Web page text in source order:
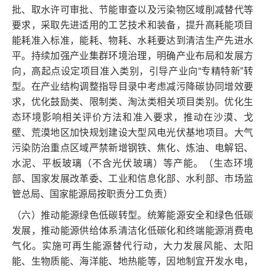
批、取水许可审批、节能审查以及污染物区域削减替代等
要求，采取先进适用的工艺技术和装备，提升高耗能项目
能耗准入标准，能耗、物耗、水耗要达到清洁生产先进水
平。持续加强产业集群环境治理，明确产业布局和发展方
向，高起点设定项目准入类别，引导产业向“专精特新”转
型。在产业结构调整指导目录中考虑减污降碳协同增效要
求，优化鼓励类、限制类、淘汰类相关项目类别。优化生
态环境影响相关评价方法和准入要求，推动在沙漠、戈
壁、荒漠地区加快规划建设大型风电光伏基地项目。大气
污染防治重点区域严禁新增钢铁、焦化、炼油、电解铝、
水泥、平板玻璃（不含光伏玻璃）等产能。（生态环境
部、国家发展改革委、工业和信息化部、水利部、市场监
管总局、国家能源局按职责分工负责）
（六）推动能源绿色低碳转型。统筹能源安全和绿色低碳
发展，推动能源供给体系清洁化低碳化和终端能源消费电
气化。实施可再生能源替代行动，大力发展风能、太阳
能、生物质能、海洋能、地热能等，因地制宜开发水电，